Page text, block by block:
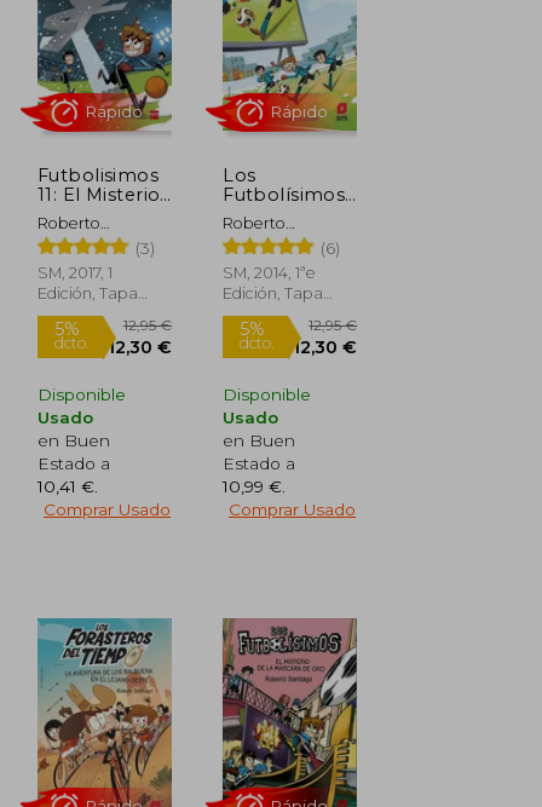
10,40 €
5%
dcto.
12,95 €
12,30 €
Rápido
5%
dcto.
9,95 €
9,45 €
Futbolisimos
11: El Misterio
del dia de los
Inocentes
Roberto
Santiago
(3)
SM, 2017, 1
Edición, Tapa
Blanda, Nuevo
Disponible
Usado
en Buen
Estado a
10,41 €
Comprar Usado
Los
Futbolísimos
4. El Misterio
del ojo de
Halcón
Roberto
Santiago
(6)
SM, 2014, 1ªe
Edición, Tapa
Blanda, Nuevo
Disponible
Usado
en Buen
Estado a
10,99 €
Comprar Usado